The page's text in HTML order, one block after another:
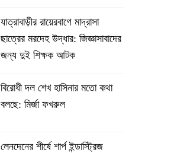
যাত্রাবাড়ীর রায়েরবাগে মাদ্রাসা
ছাত্রের মরদেহ উদ্ধার: জিজ্ঞাসাবাদের
জন্য দুই শিক্ষক আটক
বিরোধী দল শেখ হাসিনার মতো কথা
বলছে: মির্জা ফখরুল
লেনদেনের শীর্ষে শার্প ইন্ডাস্ট্রিজ